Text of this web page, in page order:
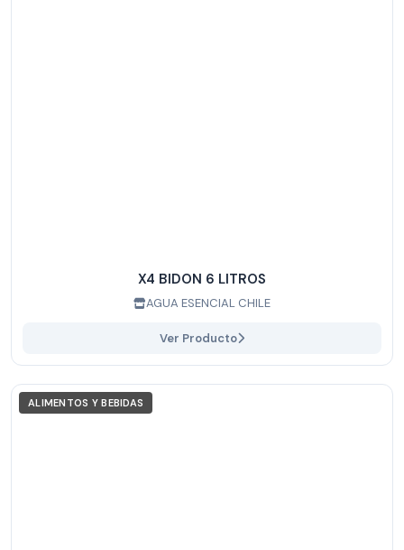
X4 BIDON 6 LITROS
AGUA ESENCIAL CHILE
Ver Producto
ALIMENTOS Y BEBIDAS